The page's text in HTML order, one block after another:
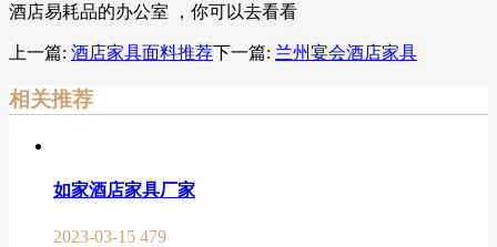
酒店易耗品的办公室 ，你可以去看看
上一篇: 酒店家具面料推荐下一篇: 兰州宴会酒店家具
相关推荐
如家酒店家具厂家
2023-03-15 479